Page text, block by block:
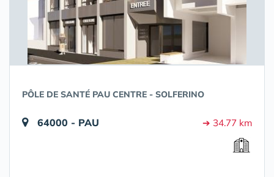
PÔLE DE SANTÉ PAU CENTRE - SOLFERINO
64000 - PAU ➔ 34.77 km